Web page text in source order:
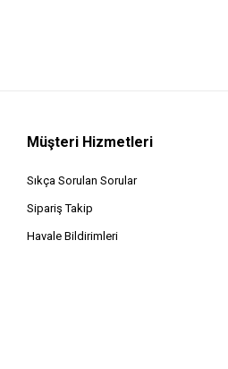
Müşteri Hizmetleri
Sıkça Sorulan Sorular
Sipariş Takip
Havale Bildirimleri